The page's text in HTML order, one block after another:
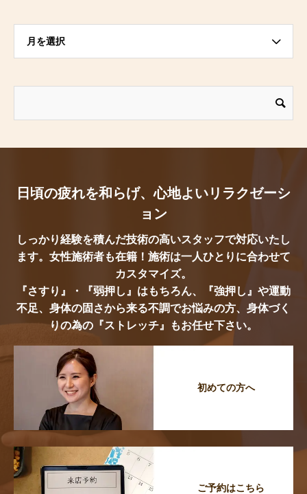
月を選択
日頃の疲れを和らげ、心地よいリラクゼーシ
ョン
しっかり経験を積んだ技術の高いスタッフで対応いたし
ます。女性施術者も在籍！施術は一人ひとりに合わせて
カスタマイズ。
『さすり』・『弱押し』はもちろん、『強押し』や運動
不足、身体の固さから来る不調でお悩みの方、身体づく
りの為の『ストレッチ』もお任せ下さい。
初めての方へ
ご予約はこちら